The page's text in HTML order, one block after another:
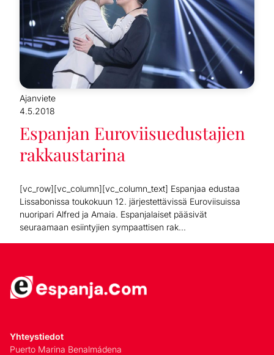
Ajanviete
4.5.2018
Espanjan Euroviisuedustajien
rakkaustarina
[vc_row][vc_column][vc_column_text] Espanjaa edustaa
Lissabonissa toukokuun 12. järjestettävissä Euroviisuissa
nuoripari Alfred ja Amaia. Espanjalaiset pääsivät
seuraamaan esiintyjien sympaattisen rak...
Yhteystiedot
Puerto Marina Benalmádena